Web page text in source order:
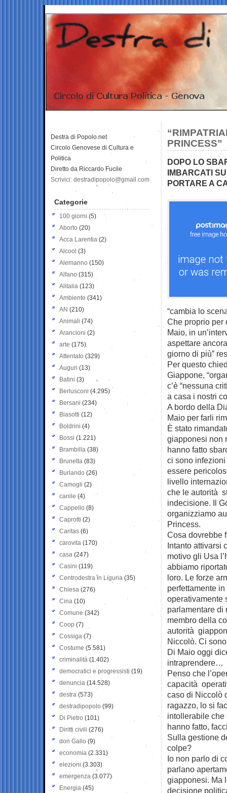
PRINCESS”
DOPO LO
IMBARCATI
PORTARE A
“cambia lo
Che proprio per
Maio, in
aspettare
giorno di più”
Per questo
Giappone,
c’è “nessuna
a casa i nostri
A bordo della
Maio per farli
È stato
giapponesi non
hanno fatto
ci sono
essere
livello
che le autorità
indecisione. Il
organizziamo
Princess.
Cosa dovrebbe
Intanto attivarsi
motivo gli Usa
abbiamo
loro. Le forze
perfettamente
operativamente
parlamentare
membro della
autorità
Niccolò. Ci
Di Maio oggi
intraprendere…
Penso che
capacità
caso di Niccolò
ragazzo, lo si
intollerabile che
hanno fatto,
Sulla gestione
colpe?
Io non parlo di
parlano
giapponesi. Ma
decisione
Destra di Popolo.net
Circolo Genovese di Cultura e
Politica
Diretto da Riccardo Fucile
Scrivici: destradipopolo@gmail.com
Categorie
100 giorni (5)
Aborto (20)
Acca Larentia (2)
Alcool (3)
Alemanno (150)
Alfano (315)
Alitalia (123)
Ambiente (341)
AN (210)
Animali (74)
Arancioni (2)
arte (175)
Attentato (329)
Auguri (13)
Batini (3)
Berlusconi (4.295)
Bersani (234)
Biasotti (12)
Boldrini (4)
Bossi (1.221)
Brambilla (38)
Brunetta (83)
Burlando (26)
Camogli (2)
canile (4)
Cappello (8)
Caprotti (2)
Caritas (6)
carovita (170)
casa (247)
Casini (119)
Centrodestra in Liguria (35)
Chiesa (276)
Cina (10)
Comune (342)
Coop (7)
Cossiga (7)
Costume (5.581)
criminalità (1.402)
democratici e progressisti (19)
denuncia (14.528)
destra (573)
destradipopolo (99)
Di Pietro (101)
Diritti civili (276)
don Gallo (9)
economia (2.331)
elezioni (3.303)
emergenza (3.077)
Energia (45)